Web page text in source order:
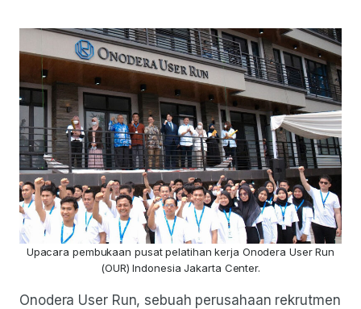
Upacara pembukaan pusat pelatihan kerja Onodera User Run
(OUR) Indonesia Jakarta Center.
Onodera User Run, sebuah perusahaan rekrutmen